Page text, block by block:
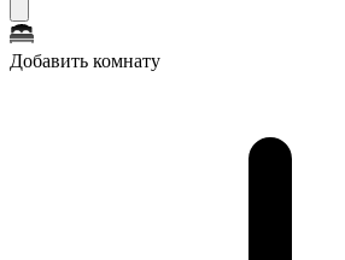
Добавить комнату